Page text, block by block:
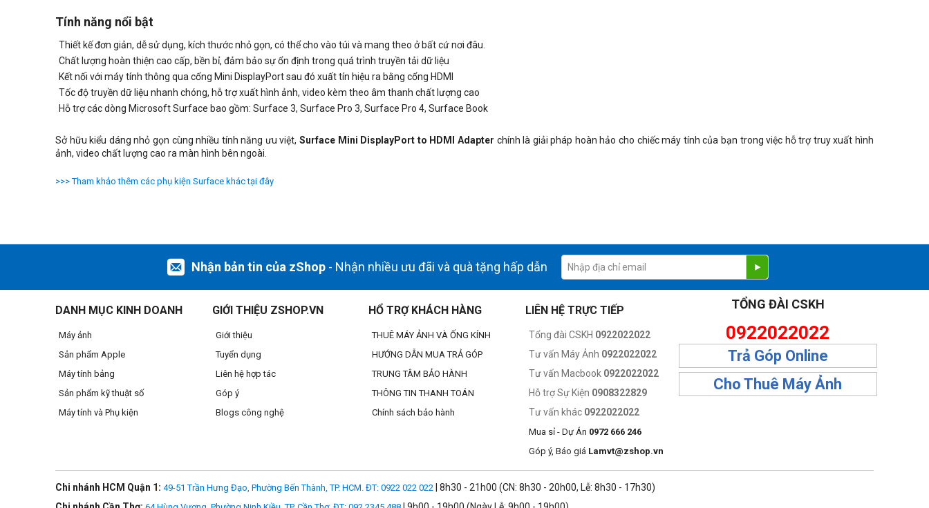
Tính năng nổi bật
Thiết kế đơn giản, dễ sử dụng, kích thước nhỏ gọn, có thể cho vào túi và mang theo ở bất cứ nơi đâu.
Chất lượng hoàn thiện cao cấp, bền bỉ, đảm bảo sự ổn định trong quá trình truyền tải dữ liệu
Kết nối với máy tính thông qua cổng Mini DisplayPort sau đó xuất tín hiệu ra bằng cổng HDMI
Tốc độ truyền dữ liệu nhanh chóng, hỗ trợ xuất hình ảnh, video kèm theo âm thanh chất lượng cao
Hỗ trợ các dòng Microsoft Surface bao gồm: Surface 3, Surface Pro 3, Surface Pro 4, Surface Book
Sở hữu kiểu dáng nhỏ gọn cùng nhiều tính năng ưu việt, Surface Mini DisplayPort to HDMI Adapter chính là giải pháp hoàn hảo cho chiếc máy tính của bạn trong việc hỗ trợ truy xuất hình
ảnh, video chất lượng cao ra màn hình bên ngoài.
>>> Tham khảo thêm các phụ kiện Surface khác tại đây
Nhận bản tin của zShop - Nhận nhiều ưu đãi và quà tặng hấp dẫn
DANH MỤC KINH DOANH
Máy ảnh
Sản phẩm Apple
Máy tính bảng
Sản phẩm kỹ thuật số
Máy tính và Phụ kiện
GIỚI THIỆU ZSHOP.VN
Giới thiệu
Tuyển dụng
Liên hệ hợp tác
Góp ý
Blogs công nghệ
HỔ TRỢ KHÁCH HÀNG
THUÊ MÁY ẢNH VÀ ỐNG KÍNH
HƯỚNG DẪN MUA TRẢ GÓP
TRUNG TÂM BẢO HÀNH
THÔNG TIN THANH TOÁN
Chính sách bảo hành
LIÊN HỆ TRỰC TIẾP
Tổng đài CSKH 0922022022
Tư vấn Máy Ảnh 0922022022
Tư vấn Macbook 0922022022
Hỗ trợ Sự Kiện 0908322829
Tư vấn khác 0922022022
Mua sỉ - Dự Án 0972 666 246
Góp ý, Báo giá Lamvt@zshop.vn
TỔNG ĐÀI CSKH
0922022022
Trả Góp Online
Cho Thuê Máy Ảnh
Chi nhánh HCM Quận 1: 49-51 Trần Hưng Đạo, Phường Bến Thành, TP. HCM. ĐT: 0922 022 022 | 8h30 - 21h00 (CN: 8h30 - 20h00, Lễ: 8h30 - 17h30)